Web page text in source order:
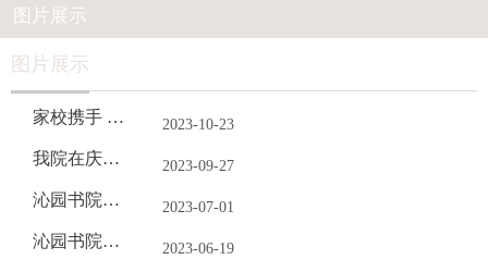
图片展示
图片展示
家校携手 共育未来 ——沁园书院镇江籍学生家长会顺利召开 2023-10-23
我院在庆祝南京审计大学建校40周年暨第十四届“秋之润”校园合唱... 2023-09-27
沁园书院举行2023年暑期社会实践出征仪式 2023-07-01
沁园书院2023届毕业生党员大会——扬青春力量 担时代重任 2023-06-19